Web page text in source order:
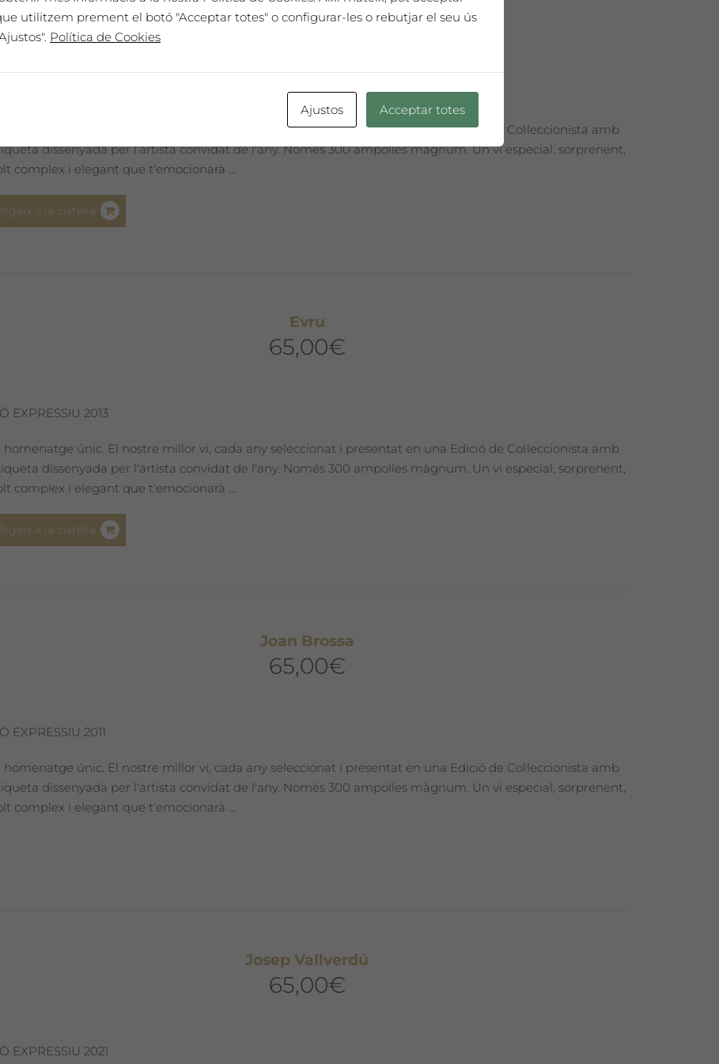
65,00€
homenatge únic. El nostre millor vi, cada any seleccionat i presentat en una Edició de Col·leccionista amb
dissenyada per l'artista convidat de l'any. Només 300 ampolles màgnum. Un vi especial, sorprenent,
complex i elegant que t'emocionarà ...
a la cistella
Evru
65,00€
EXPRESSIU 2013
homenatge únic. El nostre millor vi, cada any seleccionat i presentat en una Edició de Col·leccionista amb
dissenyada per l'artista convidat de l'any. Només 300 ampolles màgnum. Un vi especial, sorprenent,
complex i elegant que t'emocionarà ...
a la cistella
Joan Brossa
65,00€
EXPRESSIU 2011
homenatge únic. El nostre millor vi, cada any seleccionat i presentat en una Edició de Col·leccionista amb
dissenyada per l'artista convidat de l'any. Només 300 ampolles màgnum. Un vi especial, sorprenent,
complex i elegant que t'emocionarà ...
Josep Vallverdú
65,00€
EXPRESSIU 2021
utilitzem prement el botó "Acceptar totes" o configurar-les o rebutjar el seu ús
Política de Cookies
Ajustos Acceptar totes